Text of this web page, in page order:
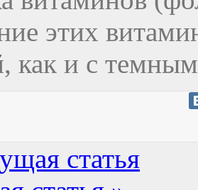
этих
как и с
статья